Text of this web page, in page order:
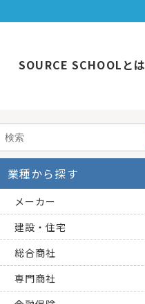
SOURCE SCHOOLとは
業種から探す
メーカー
建設・住宅
総合商社
専門商社